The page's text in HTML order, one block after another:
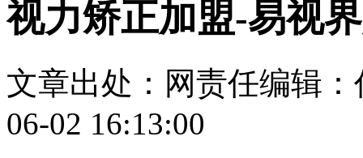
视力矫正加盟-易视
文章出处： 网责任编辑：
06-02 16:13:00